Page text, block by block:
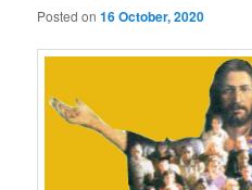
Posted on16 October, 2020